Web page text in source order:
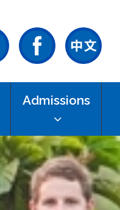
Admissions